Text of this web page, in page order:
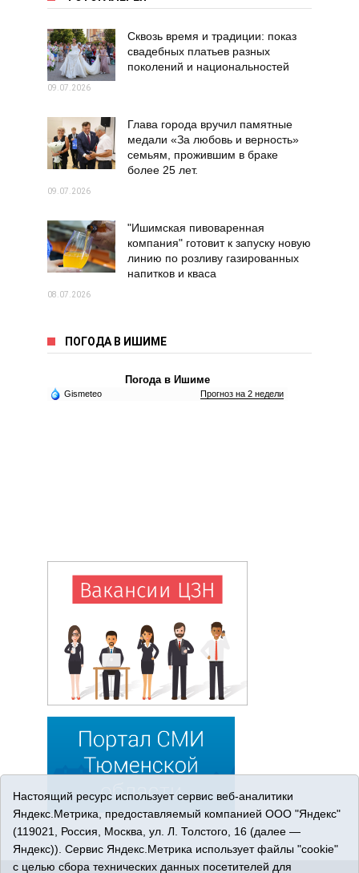
Сквозь время и традиции: показ
свадебных платьев разных
поколений и национальностей
09.07.2026
Глава города вручил памятные
медали «За любовь и верность»
семьям, прожившим в браке
более 25 лет.
09.07.2026
"Ишимская пивоваренная
компания" готовит к запуску новую
линию по розливу газированных
напитков и кваса
08.07.2026
ПОГОДА В ИШИМЕ
Погода в Ишиме
Gismeteo Прогноз на 2 недели
Настоящий ресурс использует сервис веб-аналитики
Яндекс.Метрика, предоставляемый компанией ООО "Яндекс"
(119021, Россия, Москва, ул. Л. Толстого, 16 (далее —
Яндекс)). Сервис Яндекс.Метрика использует файлы "cookie"
с целью сбора технических данных посетителей для